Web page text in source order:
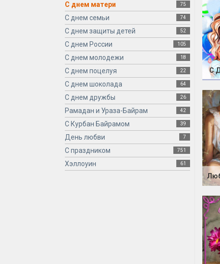
С днем матери 75
С днем семьи 74
С днем защиты детей 52
С днем России 105
С днем молодежи 18
С днем поцелуя 22
С днем шоколада 64
С днем дружбы 26
Рамадан и Ураза-Байрам 42
С Курбан Байрамом 39
День любви 7
С праздником 751
Хэллоуин 61
С